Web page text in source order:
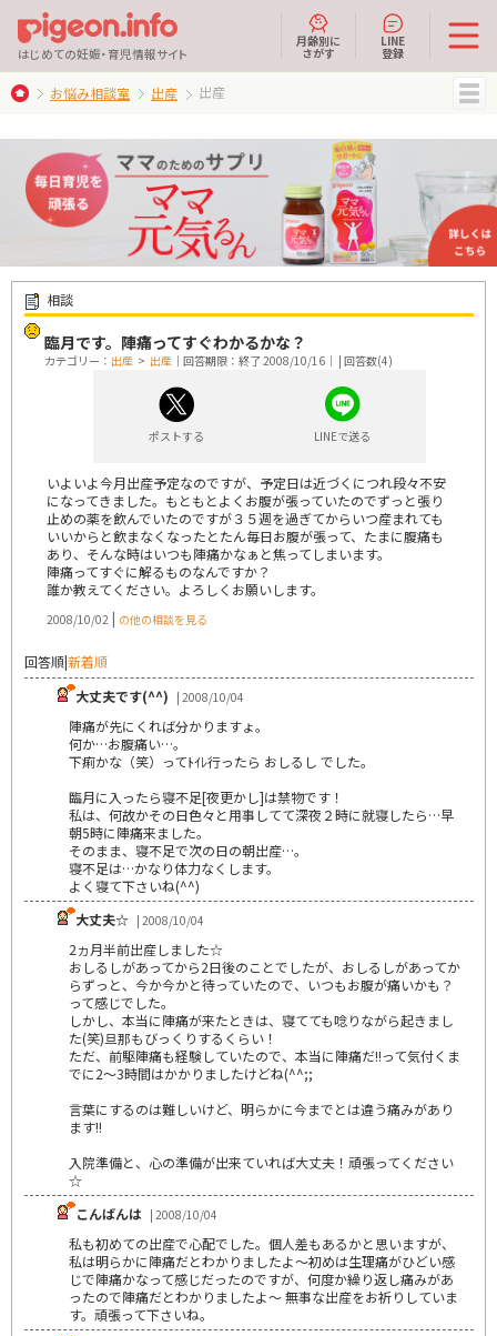
はじめての妊娠・育児情報サイト
月齢別に
さがす
LINE
登録
お悩み相談室 出産 出産
相談
臨月です。陣痛ってすぐわかるかな？
カテゴリー： 出産 > 出産 ｜回答期限：終了 2008/10/16｜ | 回答数(4)
ポストする LINEで送る
いよいよ今月出産予定なのですが、予定日は近づくにつれ段々不安
になってきました。もともとよくお腹が張っていたのでずっと張り
止めの薬を飲んでいたのですが３５週を過ぎてからいつ産まれても
いいからと飲まなくなったとたん毎日お腹が張って、たまに腹痛も
あり、そんな時はいつも陣痛かなぁと焦ってしまいます。
陣痛ってすぐに解るものなんですか？
誰か教えてください。よろしくお願いします。
2008/10/02 | の他の相談を見る
回答順|新着順
大丈夫です(^^) | 2008/10/04
陣痛が先にくれば分かりますょ。
何か…お腹痛い…。
下痢かな（笑）ってﾄｲﾚ行ったら おしるし でした。
臨月に入ったら寝不足[夜更かし]は禁物です！
私は、何故かその日色々と用事してて深夜２時に就寝したら…早
朝5時に陣痛来ました。
そのまま、寝不足で次の日の朝出産…。
寝不足は…かなり体力なくします。
よく寝て下さいね(^^)
大丈夫☆ | 2008/10/04
2ヵ月半前出産しました☆
おしるしがあってから2日後のことでしたが、おしるしがあってか
らずっと、今か今かと待っていたので、いつもお腹が痛いかも？
って感じでした。
しかし、本当に陣痛が来たときは、寝てても唸りながら起きまし
た(笑)旦那もびっくりするくらい！
ただ、前駆陣痛も経験していたので、本当に陣痛だ!!って気付くま
でに2～3時間はかかりましたけどね(^^;;
言葉にするのは難しいけど、明らかに今までとは違う痛みがあり
ます!!
入院準備と、心の準備が出来ていれば大丈夫！頑張ってください
☆
こんばんは | 2008/10/04
私も初めての出産で心配でした。個人差もあるかと思いますが、
私は明らかに陣痛だとわかりましたよ～初めは生理痛がひどい感
じで陣痛かなって感じだったのですが、何度か繰り返し痛みがあ
ったので陣痛だとわかりましたよ～ 無事な出産をお祈りしていま
す。頑張って下さいね。